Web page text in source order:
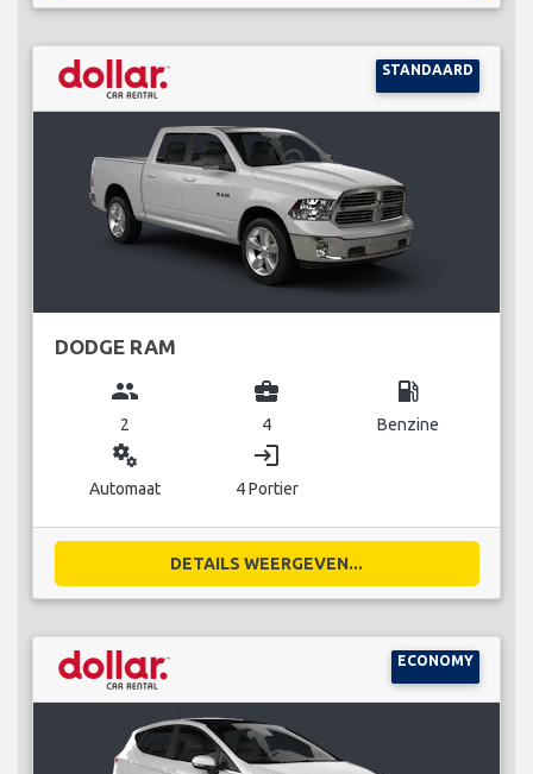
STANDAARD
DODGE RAM
group
2
business_center
4
local_gas_station
Benzine
miscellaneous_services
Automaat
login
4 Portier
DETAILS WEERGEVEN...
ECONOMY